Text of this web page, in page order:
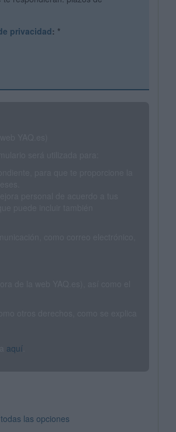
privacidad: *
aquí
las opciones